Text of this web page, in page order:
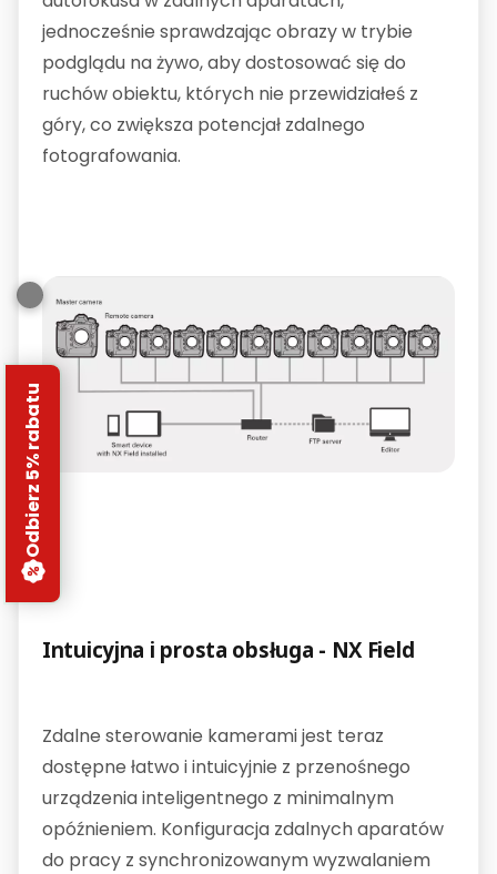
jednocześnie sprawdzając obrazy w trybie
podglądu na żywo, aby dostosować się do
ruchów obiektu, których nie przewidziałeś z
góry, co zwiększa potencjał zdalnego
fotografowania.
Intuicyjna i prosta obsługa - NX Field
Zdalne sterowanie kamerami jest teraz
dostępne łatwo i intuicyjnie z przenośnego
urządzenia inteligentnego z minimalnym
opóźnieniem. Konfiguracja zdalnych aparatów
do pracy z synchronizowanym wyzwalaniem
Odbierz 5% rabatu